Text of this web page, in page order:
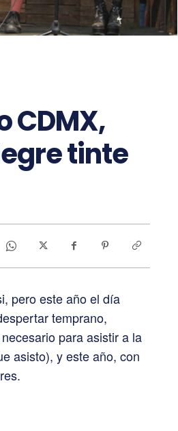
CDMX,
tinte
pero este año el día
temprano,
para asistir a la
asisto), y este año, con